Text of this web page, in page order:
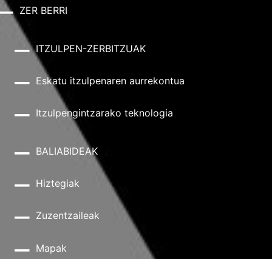
ZER BERRI
ITZULPEN-ZERBITZUAK
Eskatu itzulpenaren aurrekontua
Itzulpengintzarako teknologia
BALIABIDEAK
Hiztegiak
Zuzentzaileak
Mapak